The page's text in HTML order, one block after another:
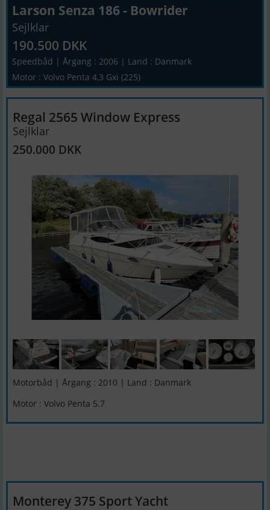
Larson Senza 186 - Bowrider
Sejlklar
190.500 DKK
Speedbåd | Årgang : 2006 | Land : Danmark
Motor : Volvo Penta 4,3 Gxi (225)
Regal 2565 Window Express
Sejlklar
250.000 DKK
Motorbåd | Årgang : 2010 | Land : Danmark
Motor : Volvo Penta 5.7
Monterey 375 Sport Yacht